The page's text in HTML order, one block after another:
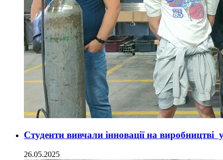
Студенти вивчали інновації на
26.05.2025